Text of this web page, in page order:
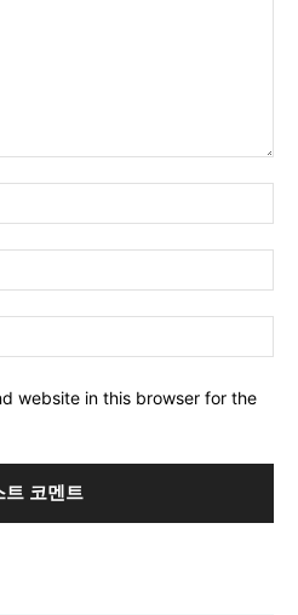
website in this browser for the